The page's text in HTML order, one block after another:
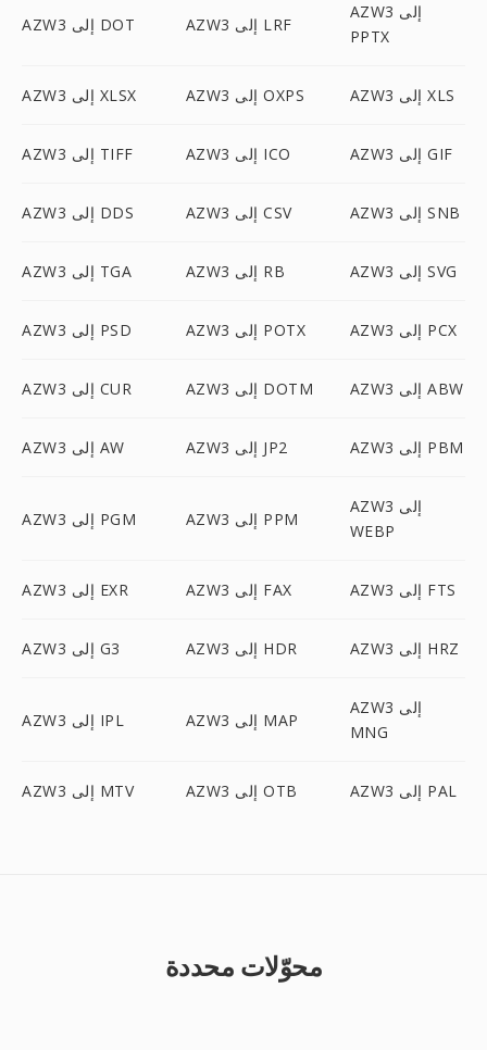
AZW3 إلى DOT AZW3 إلى LRF
AZW3 إلى
PPTX
AZW3 إلى XLSX AZW3 إلى OXPS AZW3 إلى XLS
AZW3 إلى TIFF AZW3 إلى ICO AZW3 إلى GIF
AZW3 إلى DDS AZW3 إلى CSV AZW3 إلى SNB
AZW3 إلى TGA AZW3 إلى RB AZW3 إلى SVG
AZW3 إلى PSD AZW3 إلى POTX AZW3 إلى PCX
AZW3 إلى CUR AZW3 إلى DOTM AZW3 إلى ABW
AZW3 إلى AW AZW3 إلى JP2 AZW3 إلى PBM
AZW3 إلى PGM AZW3 إلى PPM
AZW3 إلى
WEBP
AZW3 إلى EXR AZW3 إلى FAX AZW3 إلى FTS
AZW3 إلى G3 AZW3 إلى HDR AZW3 إلى HRZ
AZW3 إلى IPL AZW3 إلى MAP
AZW3 إلى
MNG
AZW3 إلى MTV AZW3 إلى OTB AZW3 إلى PAL
محوّلات محددة